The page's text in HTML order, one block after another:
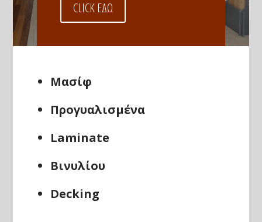
CLICK ΕΔΩ
Μασίφ
Προγυαλισμένα
Laminate
Βινυλίου
Decking